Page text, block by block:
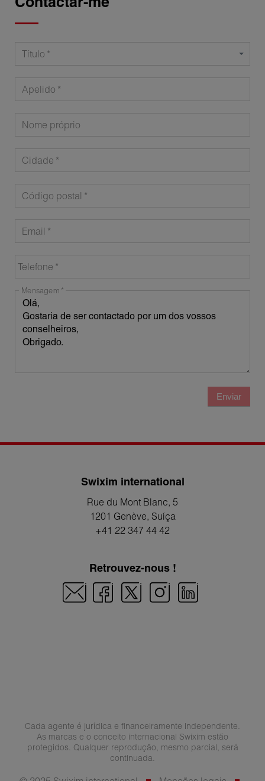
Título
Apelido
Nome próprio
Cidade
Código postal
Email
Telefone
Mensagem
Enviar
Swixim international
Rue du Mont Blanc, 5
1201 Genève, Suíça
+41 22 347 44 42
Retrouvez-nous !
Cada agente é jurídica e financeiramente independente.
As marcas e o conceito internacional Swixim estão
protegidos. Qualquer reprodução, mesmo parcial, será
continuada.